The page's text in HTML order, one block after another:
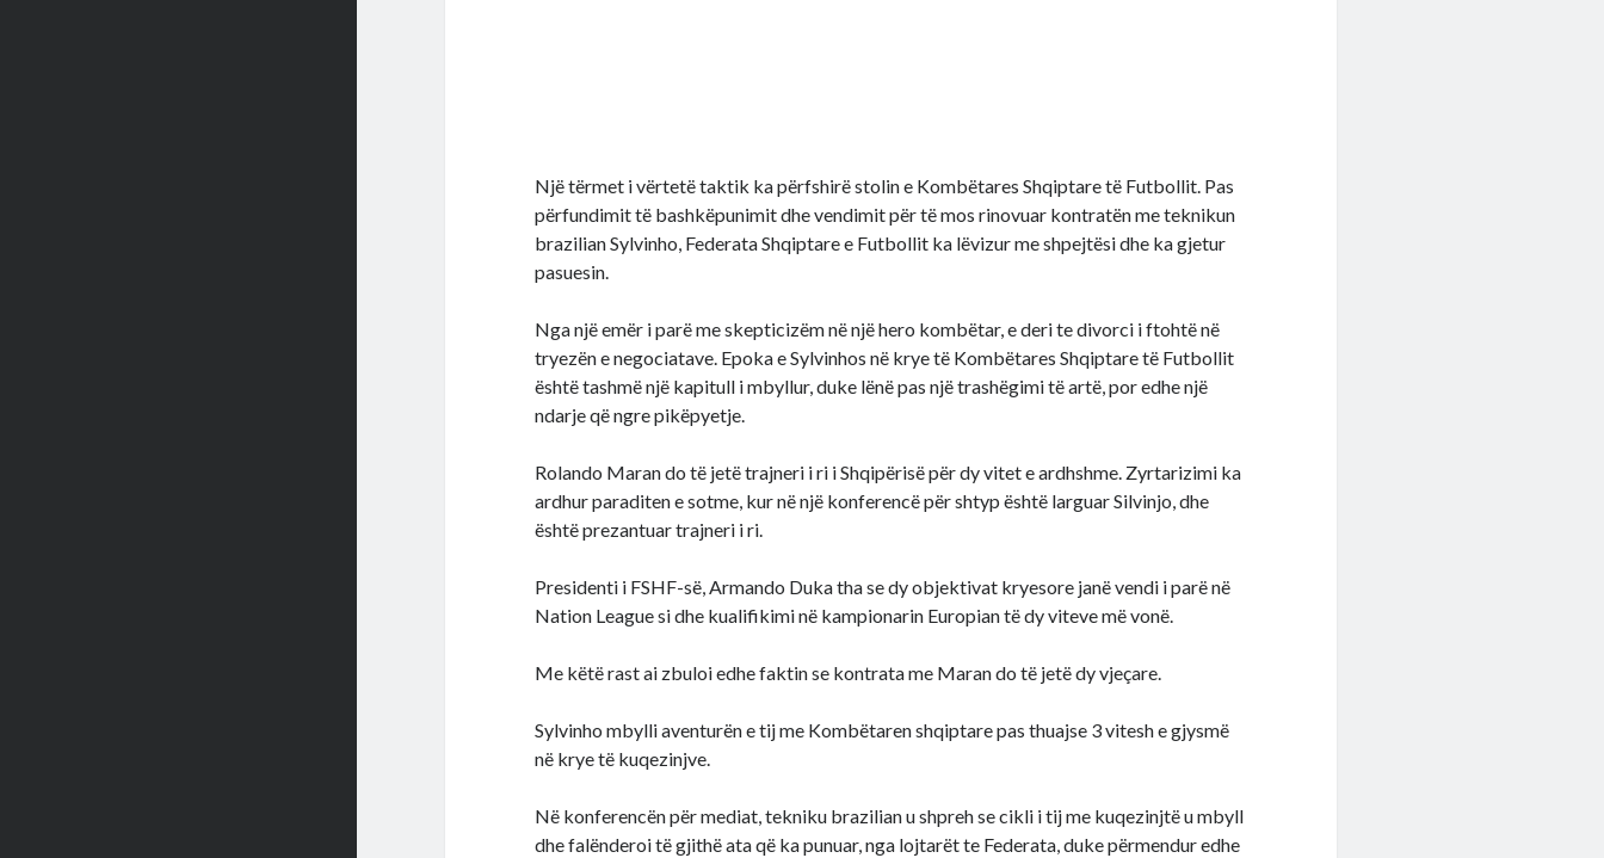
Një tërmet i vërtetë taktik ka përfshirë stolin e Kombëtares Shqiptare të Futbollit. Pas
përfundimit të bashkëpunimit dhe vendimit për të mos rinovuar kontratën me teknikun
brazilian Sylvinho, Federata Shqiptare e Futbollit ka lëvizur me shpejtësi dhe ka gjetur
pasuesin.
Nga një emër i parë me skepticizëm në një hero kombëtar, e deri te divorci i ftohtë në
tryezën e negociatave. Epoka e Sylvinhos në krye të Kombëtares Shqiptare të Futbollit
është tashmë një kapitull i mbyllur, duke lënë pas një trashëgimi të artë, por edhe një
ndarje që ngre pikëpyetje.
Rolando Maran do të jetë trajneri i ri i Shqipërisë për dy vitet e ardhshme. Zyrtarizimi ka
ardhur paraditen e sotme, kur në një konferencë për shtyp është larguar Silvinjo, dhe
është prezantuar trajneri i ri.
Presidenti i FSHF-së, Armando Duka tha se dy objektivat kryesore janë vendi i parë në
Nation League si dhe kualifikimi në kampionarin Europian të dy viteve më vonë.
Me këtë rast ai zbuloi edhe faktin se kontrata me Maran do të jetë dy vjeçare.
Sylvinho mbylli aventurën e tij me Kombëtaren shqiptare pas thuajse 3 vitesh e gjysmë
në krye të kuqezinjve.
Në konferencën për mediat, tekniku brazilian u shpreh se cikli i tij me kuqezinjtë u mbyll
dhe falënderoi të gjithë ata që ka punuar, nga lojtarët te Federata, duke përmendur edhe